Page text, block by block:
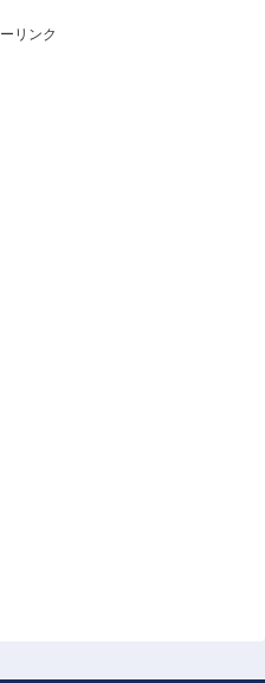
末残高、規制(注意喚起・申込停
止)など、空売り関連情報を集計
リンク